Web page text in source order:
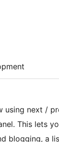
using next /